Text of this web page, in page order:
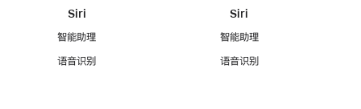
Siri
智能助理
语音识别
Siri
智能助理
语音识别